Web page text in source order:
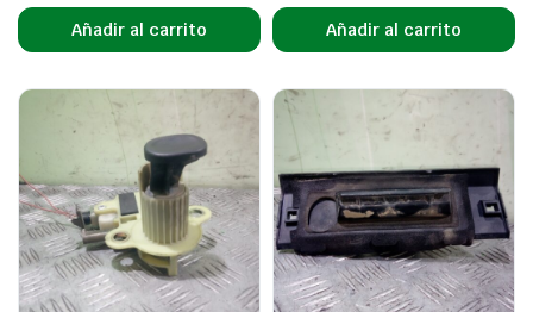
Añadir al carrito Añadir al carrito